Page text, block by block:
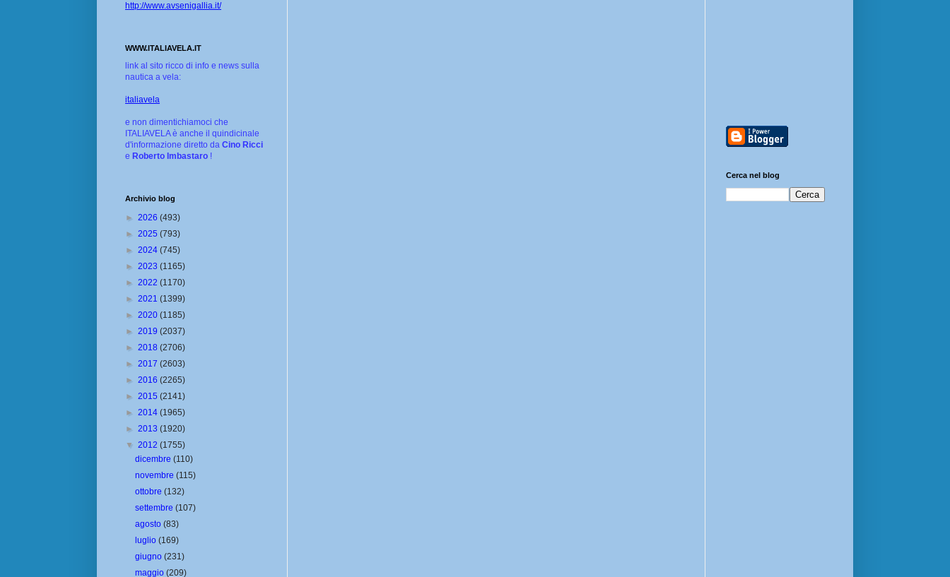
http://www.avsenigallia.it/
WWW.ITALIAVELA.IT
link al sito ricco di info e news sulla
nautica a vela:
italiavela
e non dimentichiamoci che
ITALIAVELA è anche il quindicinale
d'informazione diretto da Cino Ricci
e Roberto Imbastaro !
Archivio blog
► 2026 (493)
► 2025 (793)
► 2024 (745)
► 2023 (1165)
► 2022 (1170)
► 2021 (1399)
► 2020 (1185)
► 2019 (2037)
► 2018 (2706)
► 2017 (2603)
► 2016 (2265)
► 2015 (2141)
► 2014 (1965)
► 2013 (1920)
▼ 2012 (1755)
dicembre(110)
novembre(115)
ottobre(132)
settembre(107)
agosto(83)
luglio(169)
giugno(231)
maggio(209)
Cerca nel blog